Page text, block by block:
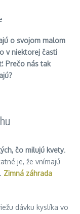
o svojom malom
v niektorej časti
Prečo nás tak
čo milujú kvety.
je, že vnímajú
Zimná záhrada
dávku kyslíka vo